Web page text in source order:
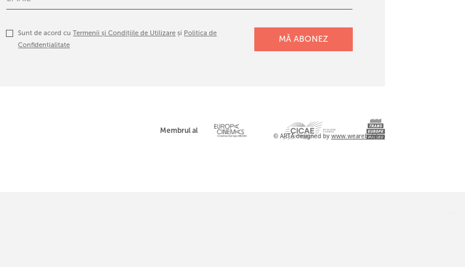
Sunt de acord cuTermenii și Condițiile de Utilizare și Politica de
Confidențialitate
Membrul al
© ARTA designed by www.wearebold.ro